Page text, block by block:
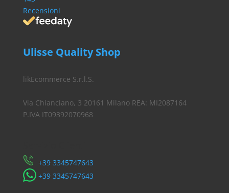
Recensioni
Ulisse Quality Shop
likEcommerce S.r.l.S.
Via Chianciano, 3 20161 Milano REA: MI2087164
P.IVA IT09392070968
​+39 3345747643
​+39 3345747643